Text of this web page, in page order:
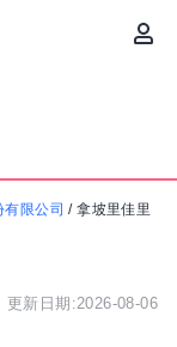
限公司 /拿坡里佳里
更新日期:2026-08-06